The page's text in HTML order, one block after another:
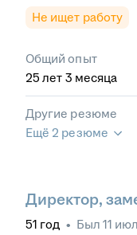
Не ищет работу
Общий опыт
25 лет 3 месяца
Другие резюме
Ещё 2 резюме
Директор,
51 год • Был 11